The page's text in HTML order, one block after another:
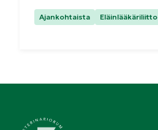
Kategoriat:
Ajankohtaista Eläinlääkäriliitto